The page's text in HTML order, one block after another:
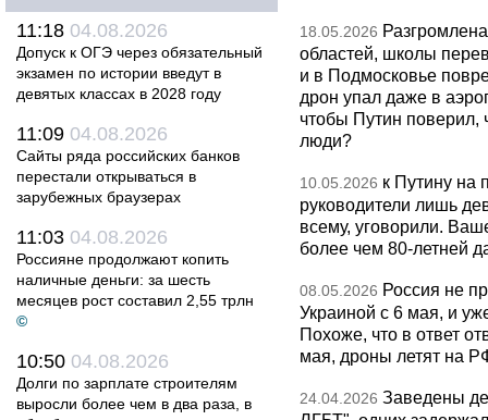
11:18 04.08.2026
Допуск к ОГЭ через обязательный
экзамен по истории введут в
девятых классах в 2028 году
11:09 04.08.2026
Сайты ряда российских банков
перестали открываться в
зарубежных браузерах
11:03 04.08.2026
Россияне продолжают копить
наличные деньги: за шесть
месяцев рост составил 2,55 трлн
©
10:50 04.08.2026
Долги по зарплате строителям
выросли более чем в два раза, в
18.05.2026
областей, школы
и в Подмосковье
дрон упал даже в
чтобы Путин поверил,
люди?
10.05.2026 к Путину на
руководители лишь
всему, уговорили.
более чем 80-летней
08.05.2026 Россия не
Украиной с 6 мая, и
Похоже, что в ответ
мая, дроны летят на
24.04.2026 Заведены